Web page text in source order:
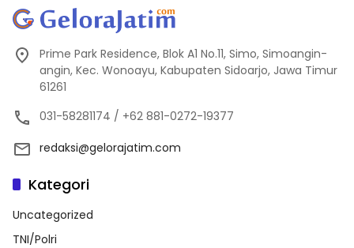
Prime Park Residence, Blok A1 No.11, Simo, Simoangin-
angin, Kec. Wonoayu, Kabupaten Sidoarjo, Jawa Timur
61261
031-58281174 / +62 881-0272-19377
redaksi@gelorajatim.com
Kategori
Uncategorized
TNI/Polri